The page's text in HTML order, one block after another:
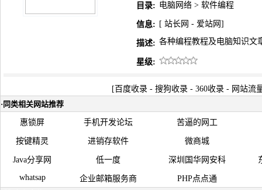
目录: 电脑网络 > 软件编程
信息: [ 站长网 - 爱站网 ]
描述: 各种编程教程及电脑知识文
星级:
[ 百度收录 - 搜狗收录 - 360收录 - 网站流
· 同类相关网站推荐
惠锁屏 手机开发论坛 苦逼的网工
按键精灵 进销存软件 微商城
Java分享网 低一度 深圳国华网安科
whatsap
企业邮箱服务商
PHP点点通